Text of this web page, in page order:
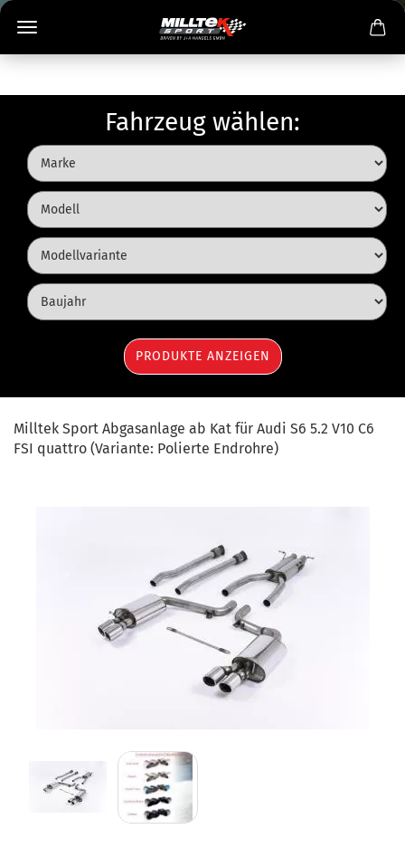
Fahrzeug wählen:
Milltek Sport Abgasanlage ab Kat für Audi S6 5.2 V10 C6
FSI quattro (Variante: Polierte Endrohre)